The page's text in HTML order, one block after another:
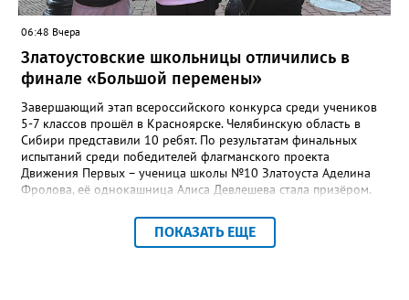
06:48 Вчера
Златоустовские школьницы отличились в
финале «Большой перемены»
Завершающий этап всероссийского конкурса среди учеников
5-7 классов прошёл в Красноярске. Челябинскую область в
Сибири представили 10 ребят. По результатам финальных
испытаний среди победителей флагманского проекта
Движения Первых – ученица школы №10 Златоуста Аделина
Фролова, её однокашница Алиса Девлешева стала призёром.
федеральном университете с участием Президента Российской
Федерации Владимира Путина, который поздравил участников
ПОКАЗАТЬ ЕЩЕ